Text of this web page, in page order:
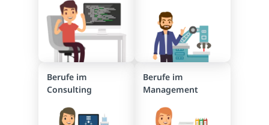
Berufe im
Consulting
Berufe im
Management